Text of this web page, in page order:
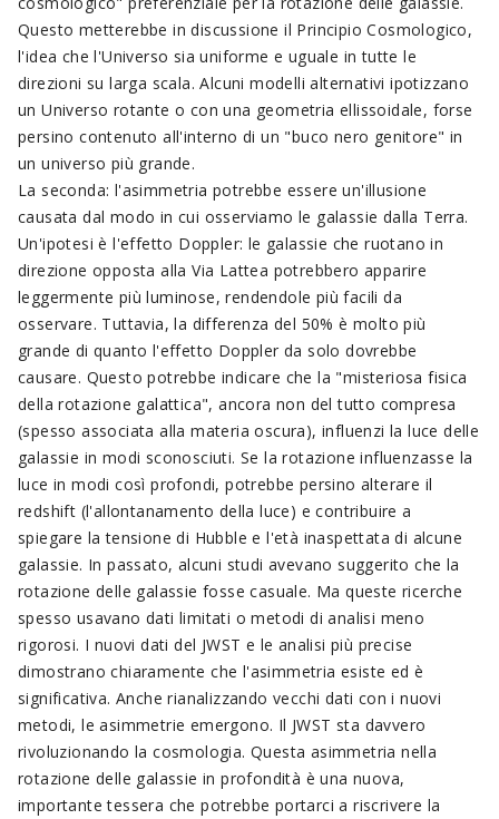
Questo metterebbe in discussione il Principio Cosmologico,
l'idea che l'Universo sia uniforme e uguale in tutte le
direzioni su larga scala. Alcuni modelli alternativi ipotizzano
un Universo rotante o con una geometria ellissoidale, forse
persino contenuto all'interno di un "buco nero genitore" in
un universo più grande.
La seconda: l'asimmetria potrebbe essere un'illusione
causata dal modo in cui osserviamo le galassie dalla Terra.
Un'ipotesi è l'effetto Doppler: le galassie che ruotano in
direzione opposta alla Via Lattea potrebbero apparire
leggermente più luminose, rendendole più facili da
osservare. Tuttavia, la differenza del 50% è molto più
grande di quanto l'effetto Doppler da solo dovrebbe
causare. Questo potrebbe indicare che la "misteriosa fisica
della rotazione galattica", ancora non del tutto compresa
(spesso associata alla materia oscura), influenzi la luce delle
galassie in modi sconosciuti. Se la rotazione influenzasse la
luce in modi così profondi, potrebbe persino alterare il
redshift (l'allontanamento della luce) e contribuire a
spiegare la tensione di Hubble e l'età inaspettata di alcune
galassie. In passato, alcuni studi avevano suggerito che la
rotazione delle galassie fosse casuale. Ma queste ricerche
spesso usavano dati limitati o metodi di analisi meno
rigorosi. I nuovi dati del JWST e le analisi più precise
dimostrano chiaramente che l'asimmetria esiste ed è
significativa. Anche rianalizzando vecchi dati con i nuovi
metodi, le asimmetrie emergono. Il JWST sta davvero
rivoluzionando la cosmologia. Questa asimmetria nella
rotazione delle galassie in profondità è una nuova,
importante tessera che potrebbe portarci a riscrivere la